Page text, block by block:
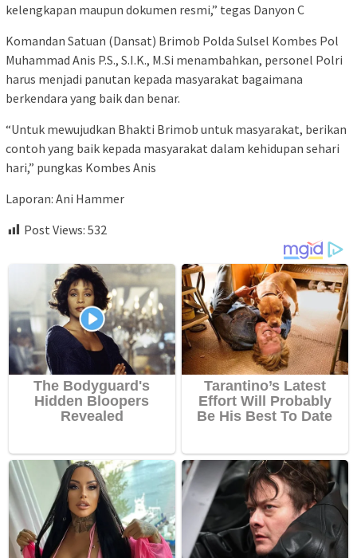
kelengkapan maupun dokumen resmi,” tegas Danyon C
Komandan Satuan (Dansat) Brimob Polda Sulsel Kombes Pol
Muhammad Anis P.S., S.I.K., M.Si menambahkan, personel Polri
harus menjadi panutan kepada masyarakat bagaimana
berkendara yang baik dan benar.
“Untuk mewujudkan Bhakti Brimob untuk masyarakat, berikan
contoh yang baik kepada masyarakat dalam kehidupan sehari
hari,” pungkas Kombes Anis
Laporan: Ani Hammer
Post Views: 532